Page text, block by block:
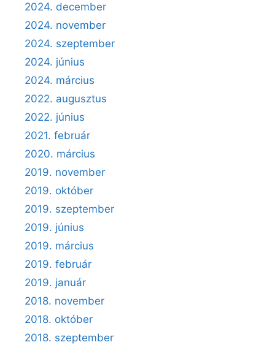
2024. december
2024. november
2024. szeptember
2024. június
2024. március
2022. augusztus
2022. június
2021. február
2020. március
2019. november
2019. október
2019. szeptember
2019. június
2019. március
2019. február
2019. január
2018. november
2018. október
2018. szeptember